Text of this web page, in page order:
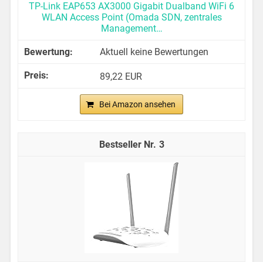
TP-Link EAP653 AX3000 Gigabit Dualband WiFi 6
WLAN Access Point (Omada SDN, zentrales
Management…
Aktuell keine Bewertungen
89,22 EUR
Bei Amazon ansehen
3